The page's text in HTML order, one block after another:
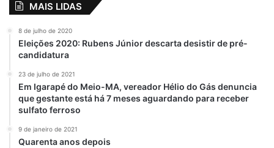
MAIS LIDAS
8 de julho de 2020
Eleições 2020: Rubens Júnior descarta desistir de pré-
candidatura
23 de julho de 2021
Em Igarapé do Meio-MA, vereador Hélio do Gás denuncia
que gestante está há 7 meses aguardando para receber
sulfato ferroso
9 de janeiro de 2021
Quarenta anos depois